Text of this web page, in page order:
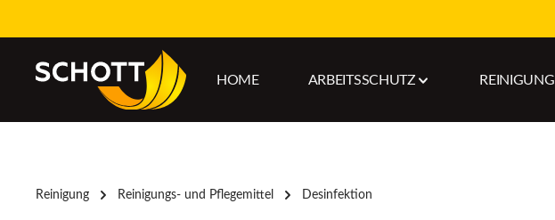
HOME ARBEITSSCHUTZ REINIGUNG
Reinigung Reinigungs- und Pflegemittel Desinfektion